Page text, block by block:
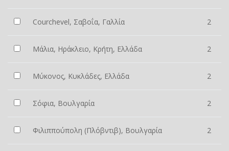
Courchevel, Σαβοΐα, Γαλλία 2
Μάλια, Ηράκλειο, Κρήτη, Ελλάδα 2
Μύκονος, Κυκλάδες, Ελλάδα 2
Σόφια, Βουλγαρία 2
Φιλιππούπολη (Πλόβντιβ), Βουλγαρία 2